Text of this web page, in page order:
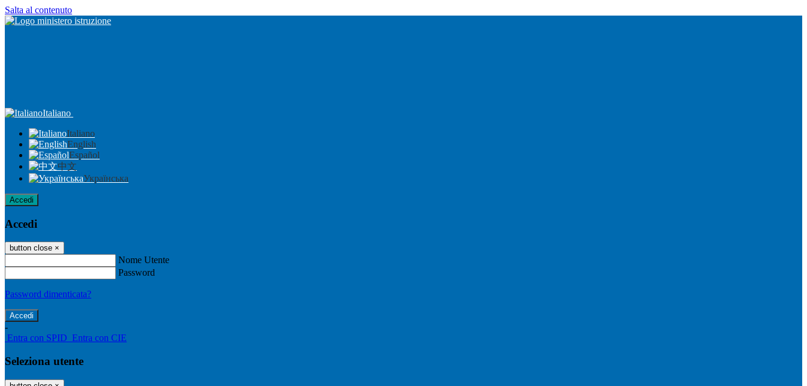
Salta al contenuto
Italiano
Italiano
English
Español
中文
Українська
Accedi
Accedi
button close ×
Nome Utente
Password
Password dimenticata?
-
Entra con SPID Entra con CIE
Seleziona utente